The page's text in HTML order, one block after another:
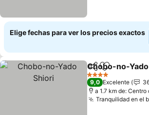
Elige fechas para ver los precios exactos
CompartirAgregar a
Chobo-no-
4 Estrellas
9,0 Excelente
a 1.7 km de:
Tranquilidad en el